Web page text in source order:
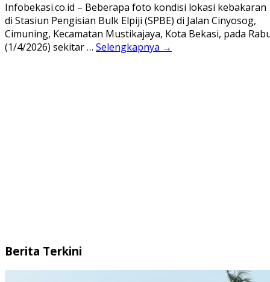
Infobekasi.co.id – Beberapa foto kondisi lokasi kebakaran
di Stasiun Pengisian Bulk Elpiji (SPBE) di Jalan Cinyosog,
Cimuning, Kecamatan Mustikajaya, Kota Bekasi, pada
(1/4/2026) sekitar … Selengkapnya →
Berita Terkini